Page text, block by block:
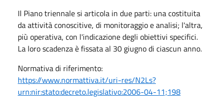
Il Piano triennale si articola in due parti: una costituita
da attività conoscitive, di monitoraggio e analisi; l'altra,
più operativa, con l'indicazione degli obiettivi specifici.
La loro scadenza è fissata al 30 giugno di ciascun anno.
Normativa di riferimento:
https://www.normattiva.it/uri-res/N2Ls?
urn:nir:stato:decreto.legislativo:2006-04-11;198